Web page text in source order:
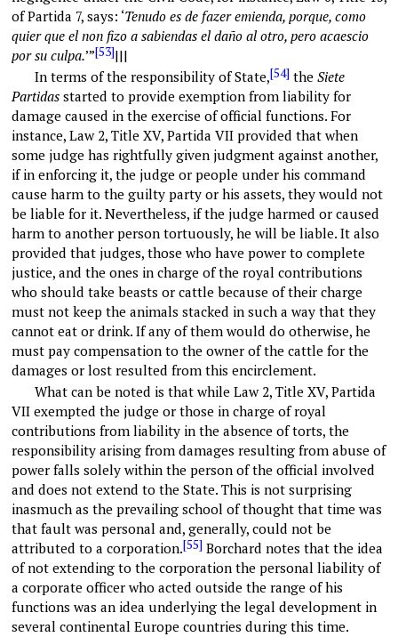
of Partida 7, says: ‘Tenudo es de fazer emienda, porque, como
quier que el non fizo a sabiendas el daño al otro, pero acaescio
por su culpa.’”[53]|||
In terms of the responsibility of State,[54] the Siete
Partidasstarted to provide exemption from liability for
damage caused in the exercise of official functions. For
instance, Law 2, Title XV, Partida VII provided that when
some judge has rightfully given judgment against another,
if in enforcing it, the judge or people under his command
cause harm to the guilty party or his assets, they would not
be liable for it. Nevertheless, if the judge harmed or caused
harm to another person tortuously, he will be liable. It also
provided that judges, those who have power to complete
justice, and the ones in charge of the royal contributions
who should take beasts or cattle because of their charge
must not keep the animals stacked in such a way that they
cannot eat or drink. If any of them would do otherwise, he
must pay compensation to the owner of the cattle for the
damages or lost resulted from this encirclement.
What can be noted is that while Law 2, Title XV, Partida
VII exempted the judge or those in charge of royal
contributions from liability in the absence of torts, the
responsibility arising from damages resulting from abuse of
power falls solely within the person of the official involved
and does not extend to the State. This is not surprising
inasmuch as the prevailing school of thought that time was
that fault was personal and, generally, could not be
attributed to a corporation.[55] Borchard notes that the idea
of not extending to the corporation the personal liability of
a corporate officer who acted outside the range of his
functions was an idea underlying the legal development in
several continental Europe countries during this time.